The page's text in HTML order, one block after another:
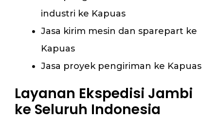
industri ke Kapuas
Jasa kirim mesin dan sparepart ke
Kapuas
Jasa proyek pengiriman ke Kapuas
Layanan Ekspedisi Jambi
ke Seluruh Indonesia